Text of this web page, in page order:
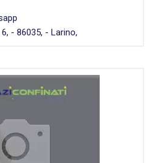
- 86035, - Larino,